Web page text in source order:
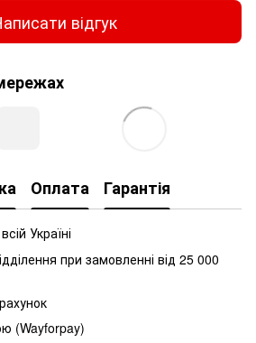
відгук
Оплата Гарантія
Україні
при замовленні від 25 000
(Wayforpay)